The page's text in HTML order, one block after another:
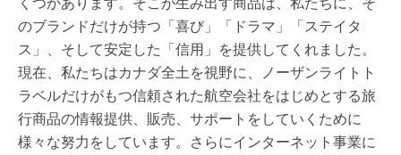
くつかあります。そこが生み出す商品は、私たちに、そ
のブランドだけが持つ「喜び」「ドラマ」「ステイタ
ス」、そして安定した「信用」を提供してくれました。
現在、私たちはカナダ全土を視野に、ノーザンライトト
ラベルだけがもつ信頼された航空会社をはじめとする旅
行商品の情報提供、販売、サポートをしていくために
様々な努力をしています。さらにインターネット事業に